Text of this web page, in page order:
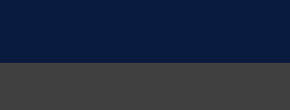
principal